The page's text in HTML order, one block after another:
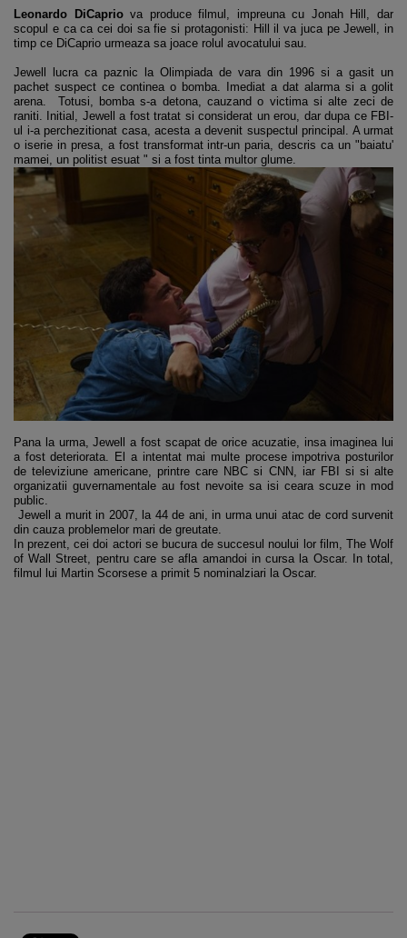
Leonardo DiCapriova produce filmul, impreuna cu Jonah Hill, dar
scopul e ca ca cei doi sa fie si protagonisti: Hill il va juca pe Jewell, in
timp ce DiCaprio urmeaza sa joace rolul avocatului sau.
Jewell lucra ca paznic la Olimpiada de vara din 1996 si a gasit un
pachet suspect ce continea o bomba. Imediat a dat alarma si a golit
arena. Totusi, bomba s-a detona, cauzand o victima si alte zeci de
raniti. Initial, Jewell a fost tratat si considerat un erou, dar dupa ce FBI-
ul i-a perchezitionat casa, acesta a devenit suspectul principal. A urmat
o iserie in presa, a fost transformat intr-un paria, descris ca un "baiatu'
mamei, un politist esuat " si a fost tinta multor glume.
Pana la urma, Jewell a fost scapat de orice acuzatie, insa imaginea lui
a fost deteriorata. El a intentat mai multe procese impotriva posturilor
de televiziune americane, printre care NBC si CNN, iar FBI si si alte
organizatii guvernamentale au fost nevoite sa isi ceara scuze in mod
public.
Jewell a murit in 2007, la 44 de ani, in urma unui atac de cord survenit
din cauza problemelor mari de greutate.
In prezent, cei doi actori se bucura de succesul noului lor film, The Wolf
of Wall Street, pentru care se afla amandoi in cursa la Oscar. In total,
filmul lui Martin Scorsese a primit 5 nominalziari la Oscar.